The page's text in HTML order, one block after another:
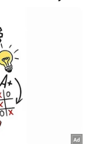
സബർമതി
യാത്ര
ഗാന്ധി
ഇതിനിടെ